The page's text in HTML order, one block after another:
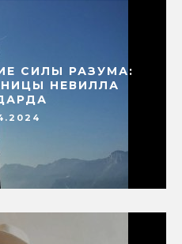
СИЛЫ РАЗУМА:
НЕВИЛЛА